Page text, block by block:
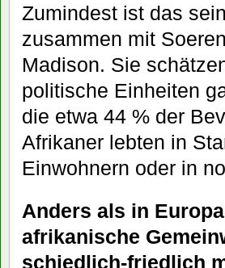
Zumindest ist das
zusammen mit
Madison. Sie
politische Einheiten
die etwa 44 % der
Afrikaner lebten in
Einwohnern oder in
Anders als in
afrikanische
schiedlich-friedlich